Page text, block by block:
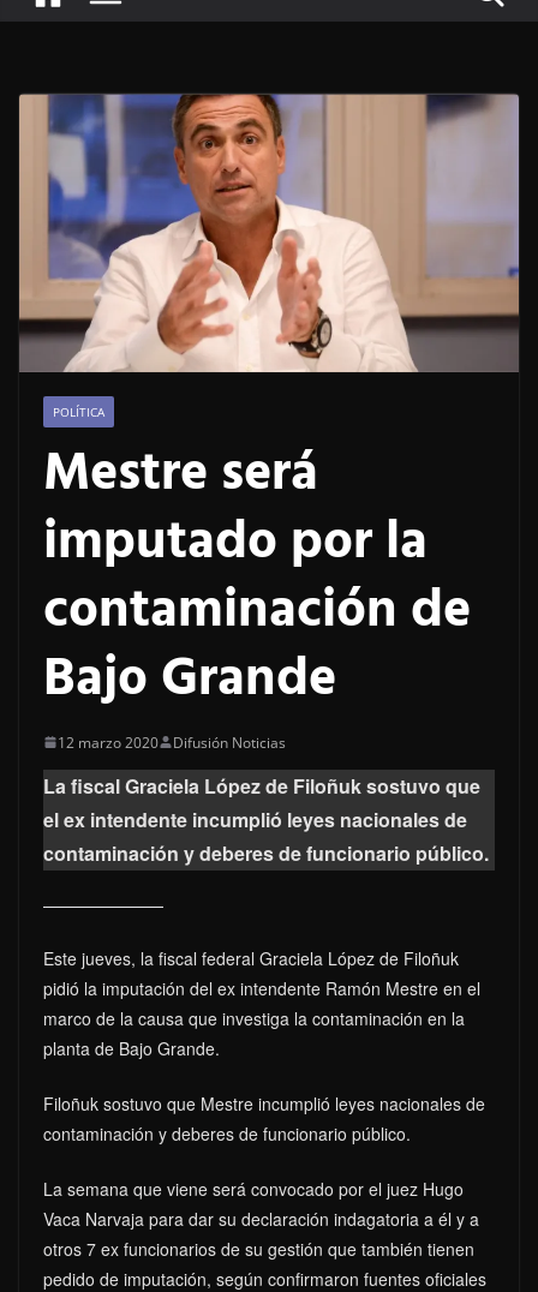
POLÍTICA
Mestre será
imputado por la
contaminación de
Bajo Grande
12 marzo 2020 Difusión Noticias
La fiscal Graciela López de Filoñuk sostuvo que
el ex intendente incumplió leyes nacionales de
contaminación y deberes de funcionario público.
Este jueves, la fiscal federal Graciela López de Filoñuk
pidió la imputación del ex intendente Ramón Mestre en el
marco de la causa que investiga la contaminación en la
planta de Bajo Grande.
Filoñuk sostuvo que Mestre incumplió leyes nacionales de
contaminación y deberes de funcionario público.
La semana que viene será convocado por el juez Hugo
Vaca Narvaja para dar su declaración indagatoria a él y a
otros 7 ex funcionarios de su gestión que también tienen
pedido de imputación, según confirmaron fuentes oficiales